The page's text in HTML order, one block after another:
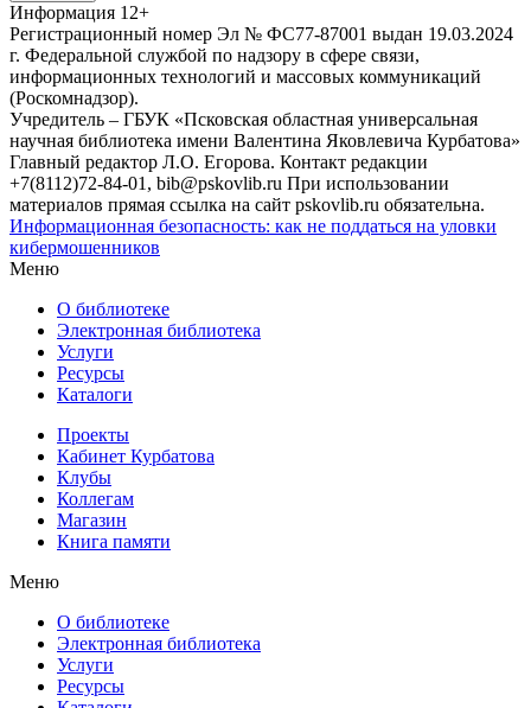
Информация 12+
Регистрационный номер Эл № ФС77-87001 выдан 19.03.2024
г. Федеральной службой по надзору в сфере связи,
информационных технологий и массовых коммуникаций
(Роскомнадзор).
Учредитель – ГБУК «Псковская областная универсальная
научная библиотека имени Валентина Яковлевича Курбатова»
Главный редактор Л.О. Егорова. Контакт редакции
+7(8112)72-84-01, bib@pskovlib.ru При использовании
материалов прямая ссылка на сайт pskovlib.ru обязательна.
Информационная безопасность: как не поддаться на уловки
кибермошенников
Меню
О библиотеке
Электронная библиотека
Услуги
Ресурсы
Каталоги
Проекты
Кабинет Курбатова
Клубы
Коллегам
Магазин
Книга памяти
Меню
О библиотеке
Электронная библиотека
Услуги
Ресурсы